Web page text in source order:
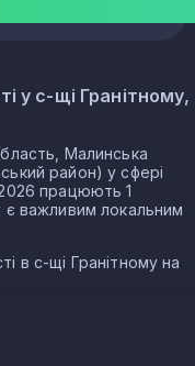
у с-щі Гранітному,
Малинська
район) у сфері
працюють 1
важливим локальним
в с-щі Гранітному на